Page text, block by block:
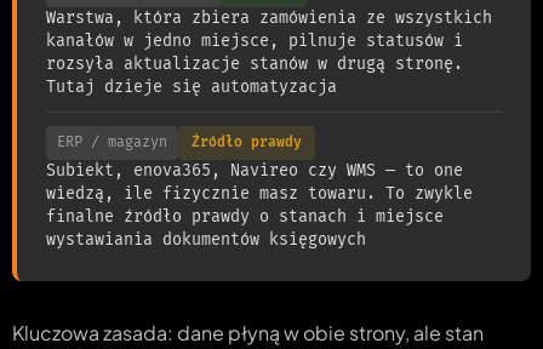
Warstwa, która zbiera zamówienia ze wszystkich
kanałów w jedno miejsce, pilnuje statusów i
rozsyła aktualizacje stanów w drugą stronę.
Tutaj dzieje się automatyzacja
ERP / magazyn
Subiekt, enova365, Navireo czy WMS — to one
wiedzą, ile fizycznie masz towaru. To zwykle
finalne źródło prawdy o stanach i miejsce
wystawiania dokumentów księgowych
Źródło prawdy
Kluczowa zasada: dane płyną w obie strony, ale stan